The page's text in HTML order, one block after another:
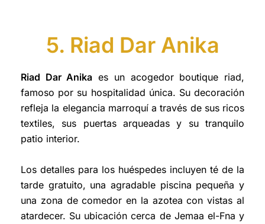
5. Riad Dar Anika
Riad Dar Anika es un acogedor boutique riad,
famoso por su hospitalidad única. Su decoración
refleja la elegancia marroquí a través de sus ricos
textiles, sus puertas arqueadas y su tranquilo
patio interior.
Los detalles para los huéspedes incluyen té de la
tarde gratuito, una agradable piscina pequeña y
una zona de comedor en la azotea con vistas al
atardecer. Su ubicación cerca de Jemaa el-Fna y